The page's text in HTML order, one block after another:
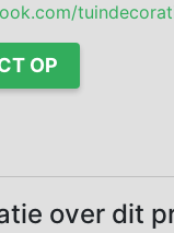
OP
over dit